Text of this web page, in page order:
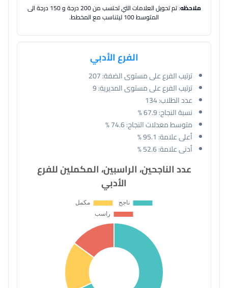
ملاحظه
: تم تحويل العلامات التي تحتسب من 200 درجة و 150 درجة الى
المتوسط 100 ليتناسب مع المخطط.
الفرع الأدبي
ترتيب الفرع على مستوى الضفة:207
ترتيب الفرع على مستوى المديرية:9
عدد الطلاب:134
نسبة النجاح:67.9 %
متوسط معدلات النجاح:74.6 %
أعلى علامة: 95.1 %
أدنى علامة:52.6 %
عدد الناجحين، الراسبين، المكملين للفرع
الأدبي